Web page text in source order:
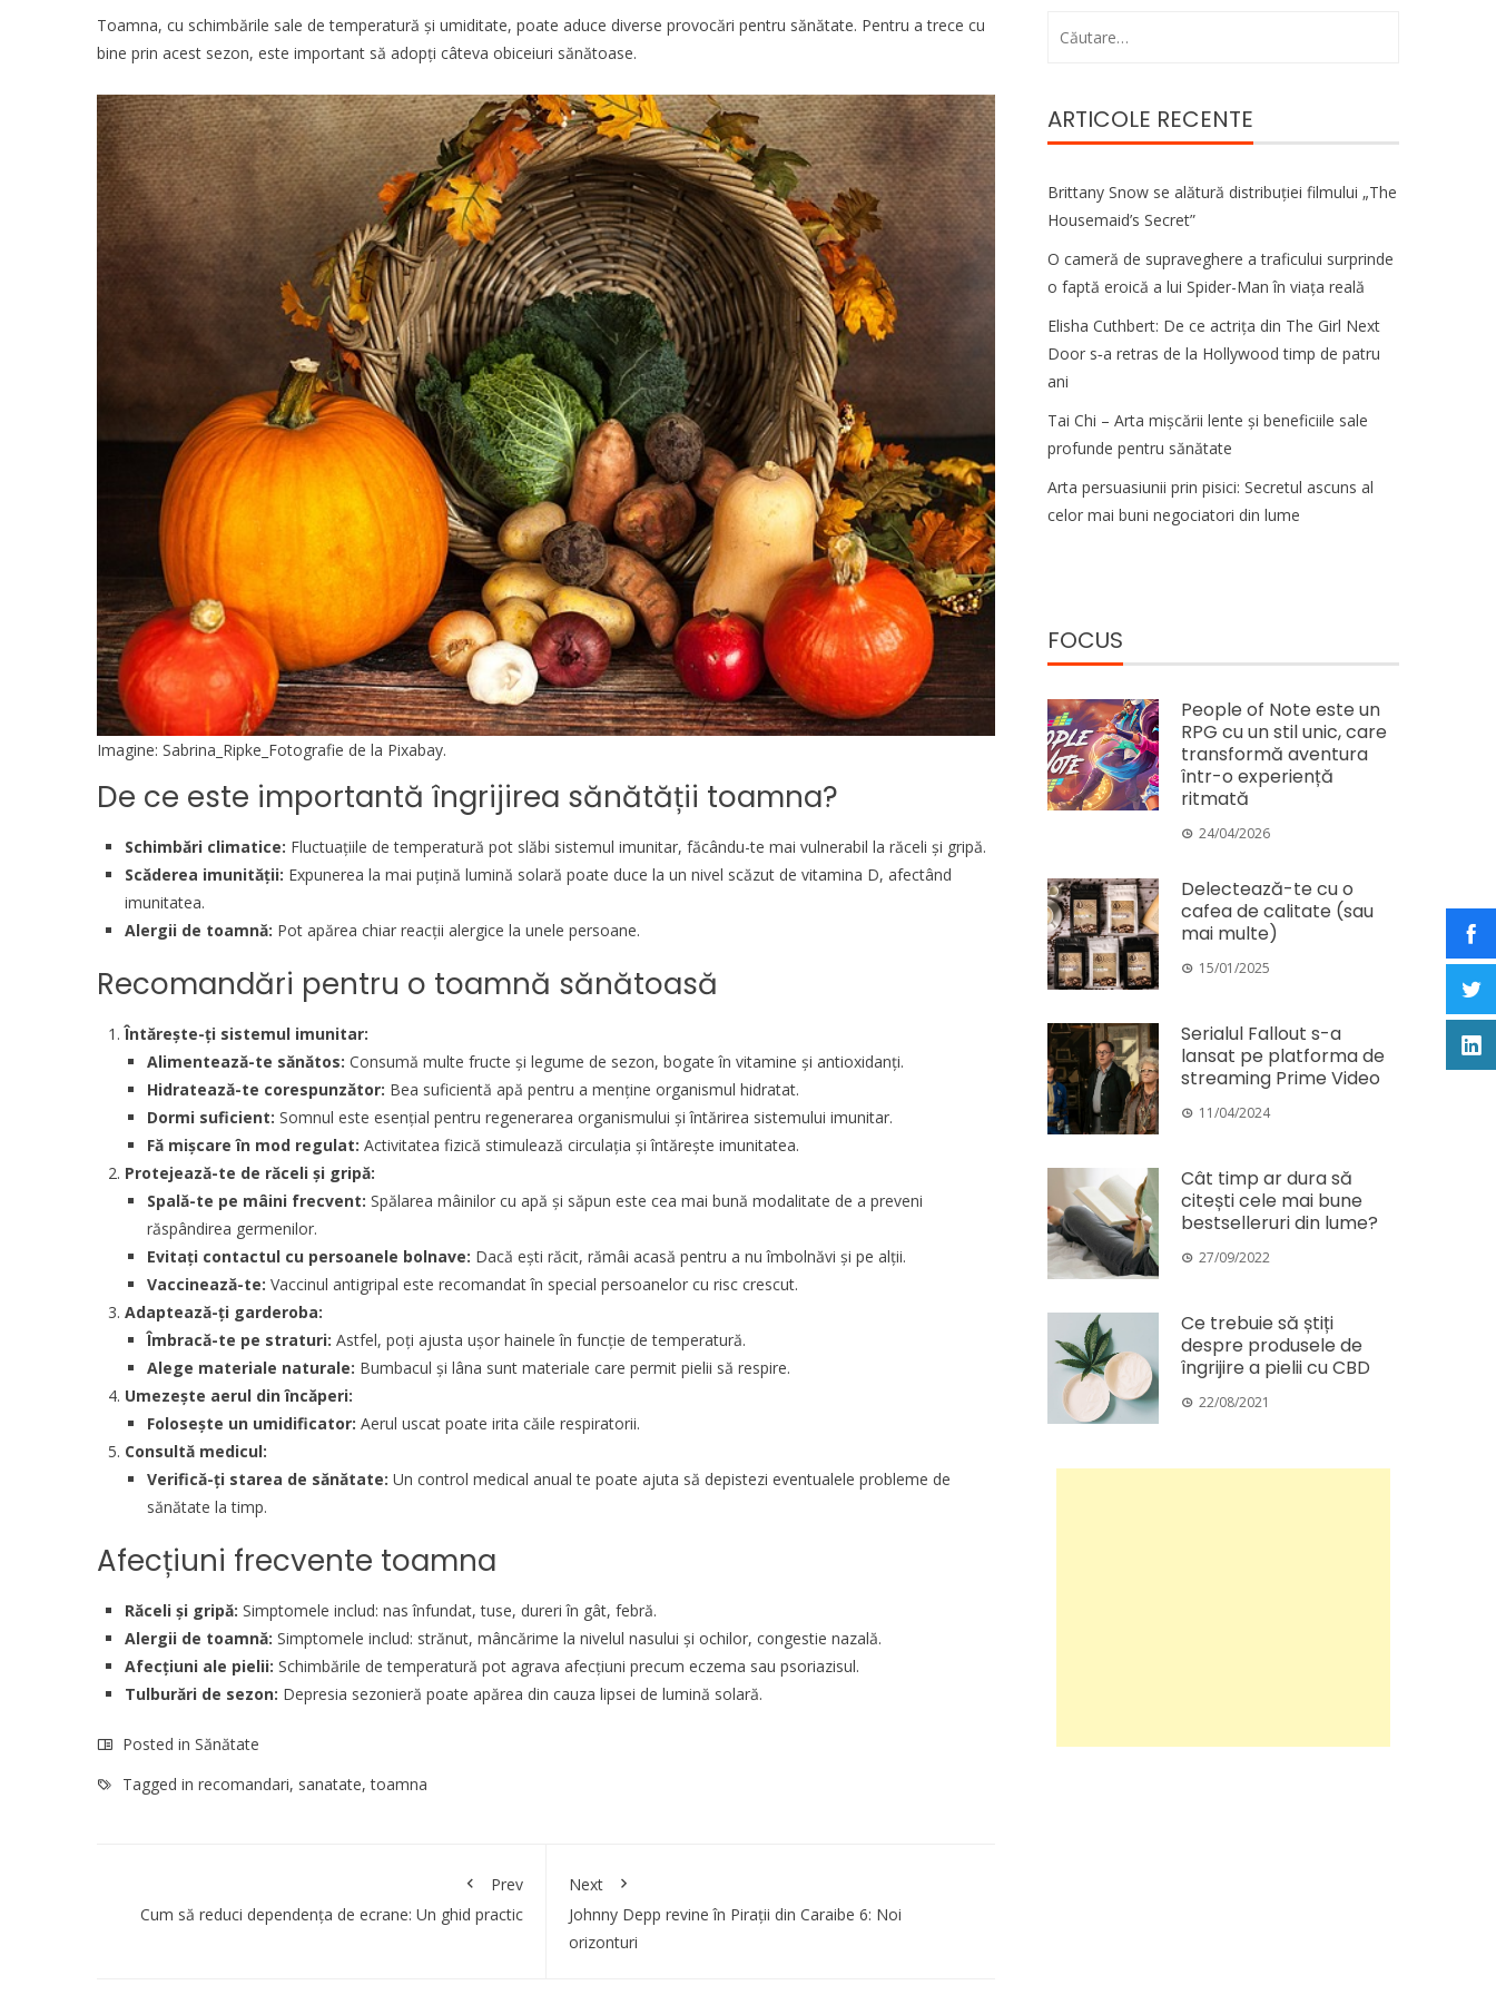
Toamna, cu schimbările sale de temperatură și umiditate, poate aduce diverse provocări pentru sănătate. Pentru a trece cu
bine prin acest sezon, este important să adopți câteva obiceiuri sănătoase.
Imagine: Sabrina_Ripke_Fotografie de la Pixabay.
De ce este importantă îngrijirea sănătății toamna?
Schimbări climatice: Fluctuațiile de temperatură pot slăbi sistemul imunitar, făcându-te mai vulnerabil la răceli și gripă.
Scăderea imunității: Expunerea la mai puțină lumină solară poate duce la un nivel scăzut de vitamina D, afectând
imunitatea.
Alergii de toamnă: Pot apărea chiar reacții alergice la unele persoane.
Recomandări pentru o toamnă sănătoasă
Întărește-ți sistemul imunitar:
Alimentează-te sănătos: Consumă multe fructe și legume de sezon, bogate în vitamine și antioxidanți.
Hidratează-te corespunzător: Bea suficientă apă pentru a menține organismul hidratat.
Dormi suficient: Somnul este esențial pentru regenerarea organismului și întărirea sistemului imunitar.
Fă mișcare în mod regulat: Activitatea fizică stimulează circulația și întărește imunitatea.
Protejează-te de răceli și gripă:
Spală-te pe mâini frecvent: Spălarea mâinilor cu apă și săpun este cea mai bună modalitate de a preveni
răspândirea germenilor.
Evitați contactul cu persoanele bolnave: Dacă ești răcit, rămâi acasă pentru a nu îmbolnăvi și pe alții.
Vaccinează-te: Vaccinul antigripal este recomandat în special persoanelor cu risc crescut.
Adaptează-ți garderoba:
Îmbracă-te pe straturi: Astfel, poți ajusta ușor hainele în funcție de temperatură.
Alege materiale naturale: Bumbacul și lâna sunt materiale care permit pielii să respire.
Umezește aerul din încăperi:
Folosește un umidificator: Aerul uscat poate irita căile respiratorii.
Consultă medicul:
Verifică-ți starea de sănătate: Un control medical anual te poate ajuta să depistezi eventualele probleme de
sănătate la timp.
Afecțiuni frecvente toamna
Răceli și gripă: Simptomele includ: nas înfundat, tuse, dureri în gât, febră.
Alergii de toamnă: Simptomele includ: strănut, mâncărime la nivelul nasului și ochilor, congestie nazală.
Afecțiuni ale pielii: Schimbările de temperatură pot agrava afecțiuni precum eczema sau psoriazisul.
Tulburări de sezon: Depresia sezonieră poate apărea din cauza lipsei de lumină solară.
Posted in Sănătate
Tagged in recomandari, sanatate,toamna
Prev
Cum să reduci dependența de ecrane: Un ghid practic
Next
Johnny Depp revine în Pirații din Caraibe 6: Noi
orizonturi
ARTICOLE RECENTE
Brittany Snow se alătură distribuției filmului „The
Housemaid’s Secret”
O cameră de supraveghere a traficului surprinde
o faptă eroică a lui Spider-Man în viața reală
Elisha Cuthbert: De ce actrița din The Girl Next
Door s‑a retras de la Hollywood timp de patru
ani
Tai Chi – Arta mișcării lente și beneficiile sale
profunde pentru sănătate
Arta persuasiunii prin pisici: Secretul ascuns al
celor mai buni negociatori din lume
FOCUS
People of Note este un
RPG cu un stil unic, care
transformă aventura
într-o experiență
ritmată
24/04/2026
Delectează-te cu o
cafea de calitate (sau
mai multe)
15/01/2025
Serialul Fallout s-a
lansat pe platforma de
streaming Prime Video
11/04/2024
Cât timp ar dura să
citești cele mai bune
bestselleruri din lume?
27/09/2022
Ce trebuie să știți
despre produsele de
îngrijire a pielii cu CBD
22/08/2021